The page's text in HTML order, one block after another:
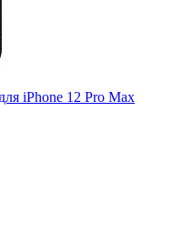
iPhone 12 Pro Max